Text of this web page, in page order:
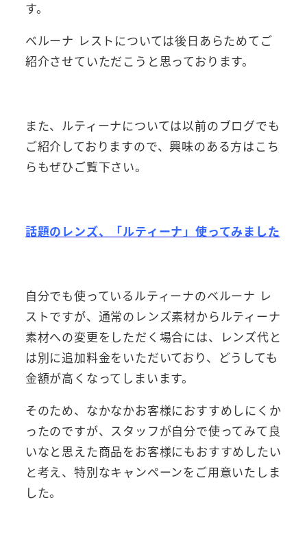
す。
ベルーナ レストについては後日あらためてご
紹介させていただこうと思っております。
また、ルティーナについては以前のブログでも
ご紹介しておりますので、興味のある方はこち
らもぜひご覧下さい。
話題のレンズ、「ルティーナ」使ってみました
自分でも使っているルティーナのベルーナ レ
ストですが、通常のレンズ素材からルティーナ
素材への変更をしただく場合には、レンズ代と
は別に追加料金をいただいており、どうしても
金額が高くなってしまいます。
そのため、なかなかお客様におすすめしにくか
ったのですが、スタッフが自分で使ってみて良
いなと思えた商品をお客様にもおすすめしたい
と考え、特別なキャンペーンをご用意いたしま
した。